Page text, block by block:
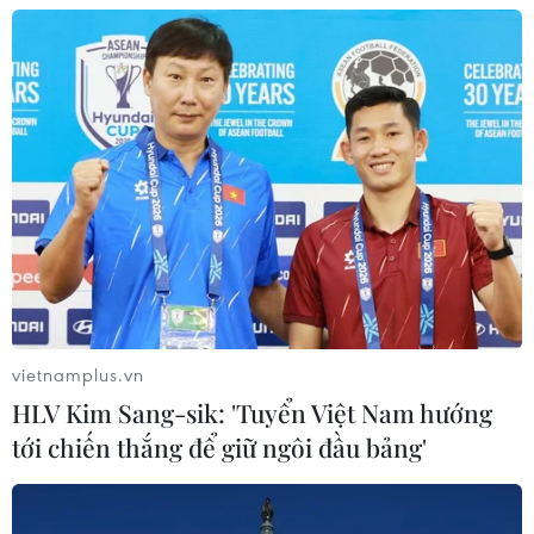
03/08/2026 09:52
Hưng Yên: Siết trách nhiệm, không
để người dân bị kéo dài thủ tục đất
03/08/2026 05:00
Ninh Bình: Hơn 740 cơ sở nhà, đất
dôi dư được sắp xếp, khai thác
03/08/2026 04:25
Khu đất vàng K200 tại Quy Nhơn
Nam được đấu giá hơn 317 tỷ đồng
vietnamplus.vn
HLV Kim Sang-sik: 'Tuyển Việt Nam hướng
tới chiến thắng để giữ ngôi đầu bảng'